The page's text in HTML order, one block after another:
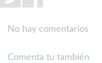
No hay comentarios
Comenta tu también